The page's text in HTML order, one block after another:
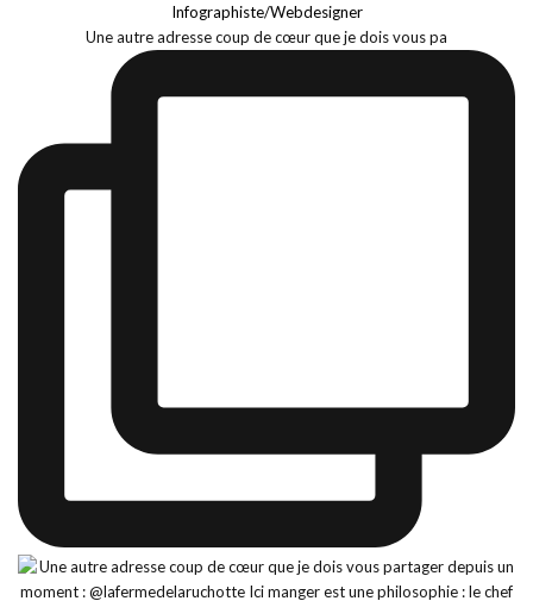
Infographiste/Webdesigner
Une autre adresse coup de cœur que je dois vous pa